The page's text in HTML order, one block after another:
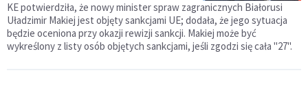
KE potwierdziła, że nowy minister spraw zagranicznych Białorusi
Uładzimir Makiej jest objęty sankcjami UE; dodała, że jego sytuacja
będzie oceniona przy okazji rewizji sankcji. Makiej może być
wykreślony z listy osób objętych sankcjami, jeśli zgodzi się cała "27".